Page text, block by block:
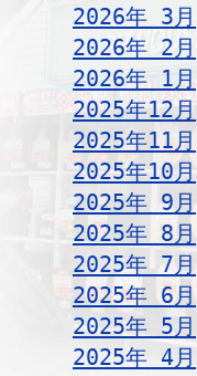
2026年 3月
2026年 2月
2026年 1月
2025年12月
2025年11月
2025年10月
2025年 9月
2025年 8月
2025年 7月
2025年 6月
2025年 5月
2025年 4月